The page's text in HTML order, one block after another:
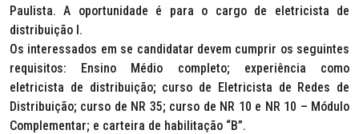
Paulista. A oportunidade é para o cargo de eletricista de
distribuição I.
Os interessados em se candidatar devem cumprir os seguintes
requisitos: Ensino Médio completo; experiência como
eletricista de distribuição; curso de Eletricista de Redes de
Distribuição; curso de NR 35; curso de NR 10 e NR 10 – Módulo
Complementar; e carteira de habilitação “B”.